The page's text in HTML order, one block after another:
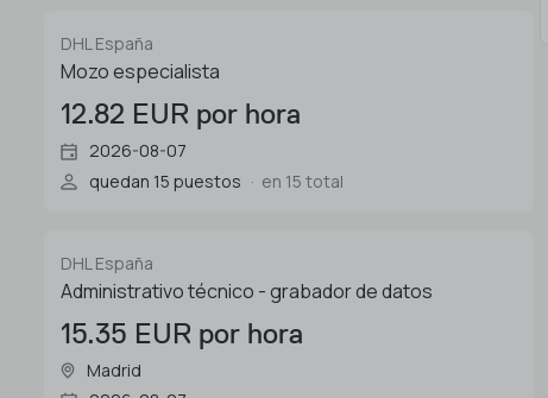
DHL España
Mozo especialista
12.82 EUR por hora
2026-08-07
quedan 15 puestos
en 15 total
DHL España
Administrativo técnico - grabador de datos
15.35 EUR por hora
Madrid